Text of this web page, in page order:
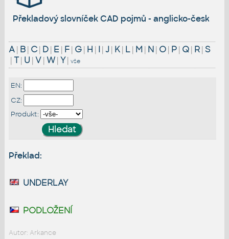
Překladový slovníček CAD pojmů - anglicko-český
A| B| C| D| E | F| G| H | I| J| K| L| M| N| O| P| Q| R| S
| T| U | V| W| Y| vše
EN:
CZ:
Produkt:
Překlad:
underlay
podložení
Autor: Arkance